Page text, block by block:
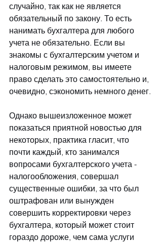
случайно, так как не является
обязательный по закону. То есть
нанимать бухгалтера для любого
учета не обязательно. Если вы
знакомы с бухгалтерским учетом и
налоговым режимом, вы имеете
право сделать это самостоятельно и,
очевидно, сэкономить немного денег.
Однако вышеизложенное может
показаться приятной новостью для
некоторых, практика гласит, что
почти каждый, кто занимался
вопросами бухгалтерского учета -
налогообложения, совершал
существенные ошибки, за что был
оштрафован или вынужден
совершить корректировки через
бухгалтера, который может стоит
гораздо дороже, чем сама услуги